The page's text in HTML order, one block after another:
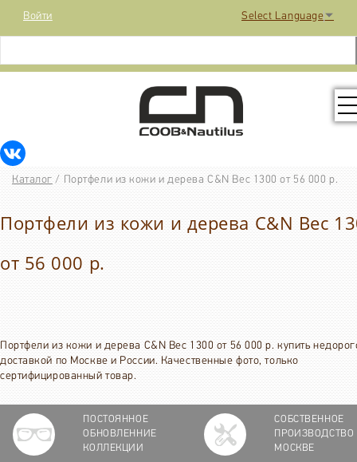
Select Language ▼
Войти
Каталог / Портфели из кожи и дерева C&N Вес 1300 от 56 000 р.
Портфели из кожи и дерева C&N Вес
от 56 000 р.
Портфели из кожи и дерева C&N Вес 1300 от 56 000 р. купить
доставкой по Москве и России. Качественные фото, только
сертифицированный товар.
ПОСТОЯННОЕ
ОБНОВЛЕННИЕ
КОЛЛЕКЦИИ
СОБСТВЕННОЕ
ПРОИЗВОДСТВО
МОСКВЕ